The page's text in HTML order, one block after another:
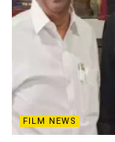
FILM NEWS